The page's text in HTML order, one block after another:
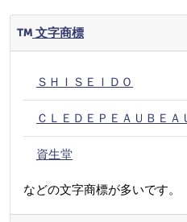
文字商標
ＳＨＩＳＥＩＤＯ
ＣＬＥＤＥＰＥＡＵＢＥＡ
資生堂
などの文字商標が多いです。